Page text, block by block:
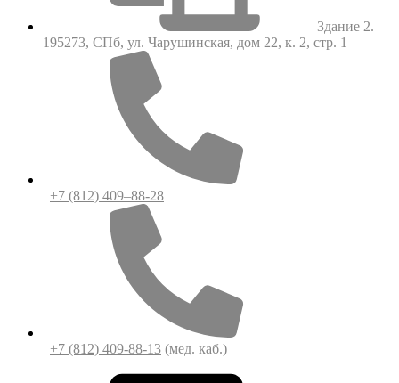
Здание 2.
195273, СПб, ул. Чарушинская, дом 22, к. 2, стр. 1
+7 (812) 409–88-28
+7 (812) 409-88-13 (мед. каб.)